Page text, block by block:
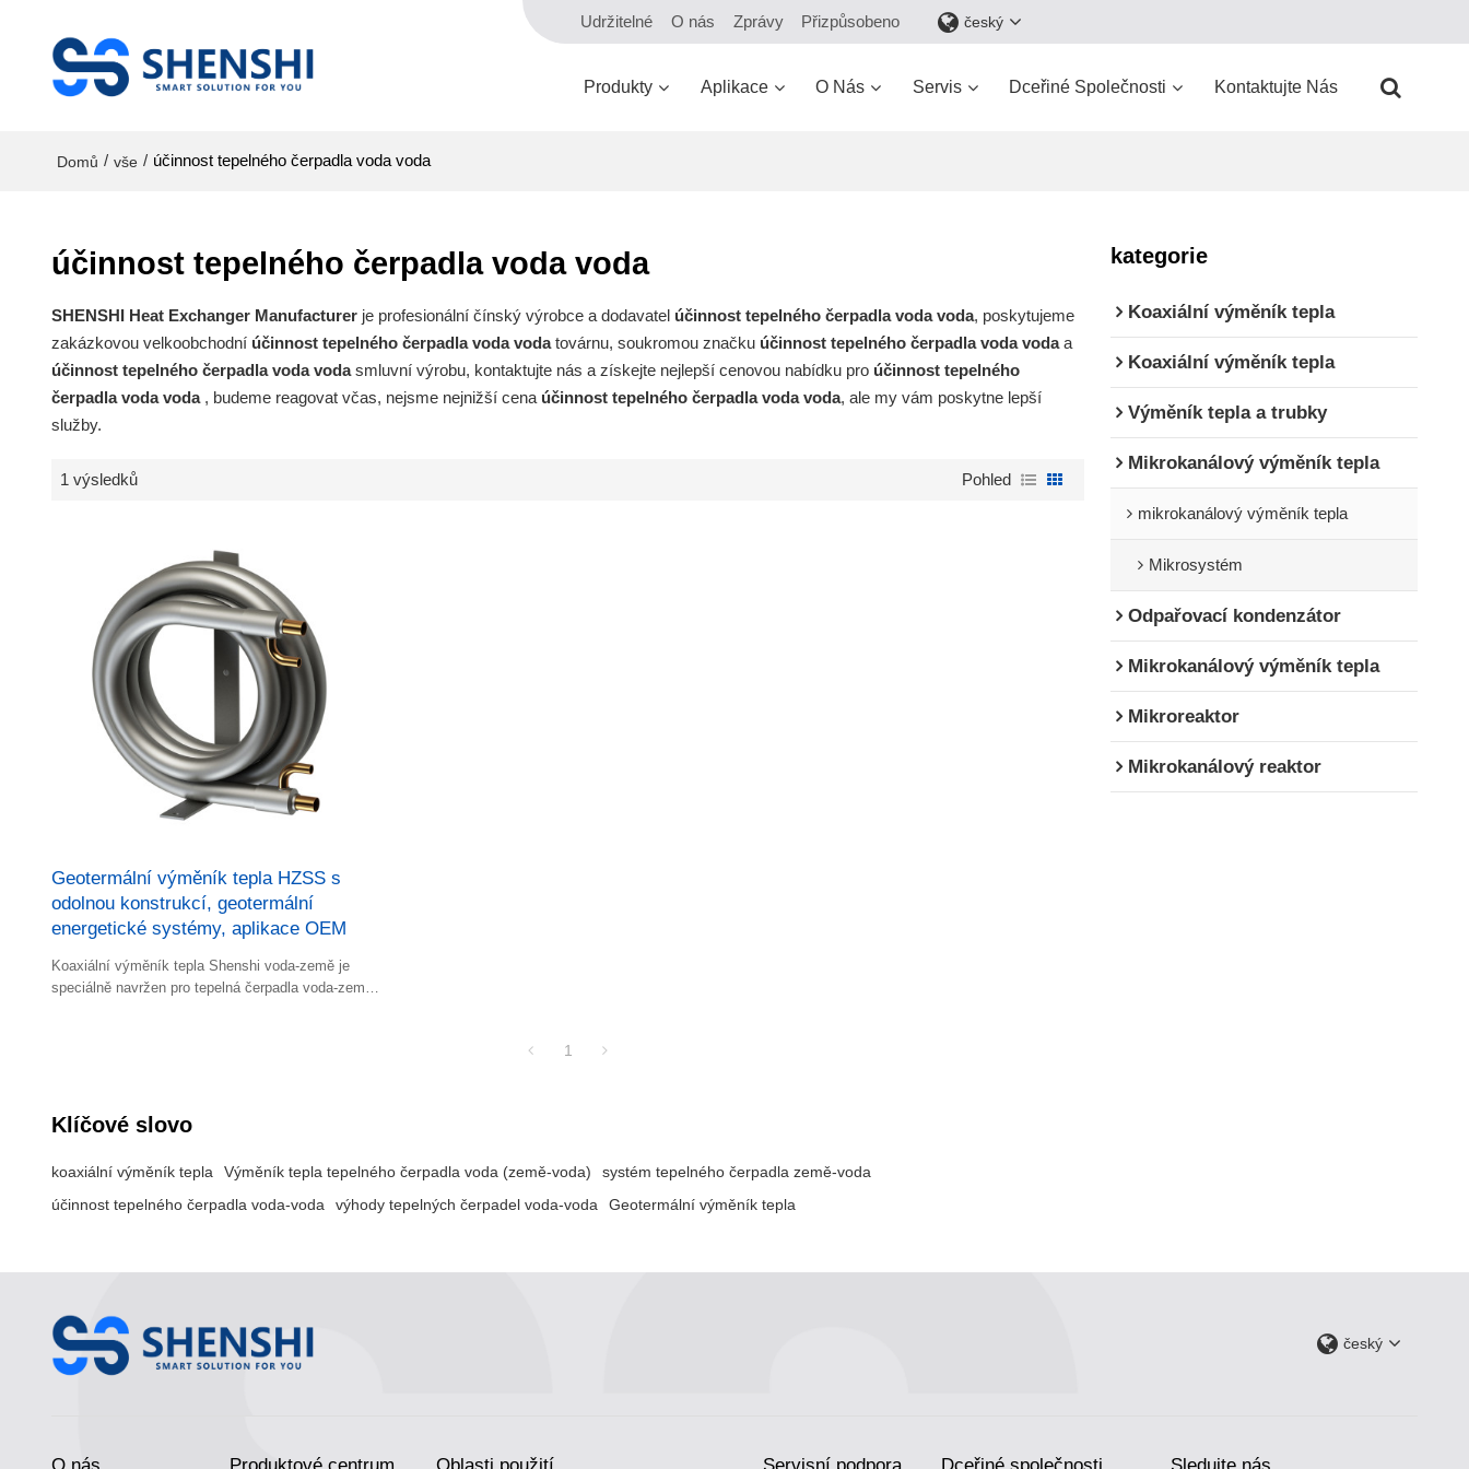
Udržitelné O nás Zprávy Přizpůsobeno český
Produkty Aplikace O Nás Servis Dceřiné Společnosti Kontaktujte Nás
Domů / vše / účinnost tepelného čerpadla voda voda
účinnost tepelného čerpadla voda voda
SHENSHI Heat Exchanger Manufacturer​je profesionální čínský výrobce a dodavatel účinnost tepelného čerpadla voda voda, poskytujeme
zakázkovou velkoobchodní účinnost tepelného čerpadla voda vodatovárnu, soukromou značku účinnost tepelného čerpadla voda vodaa
účinnost tepelného čerpadla voda vodasmluvní výrobu, kontaktujte nás a získejte nejlepší cenovou nabídku pro účinnost tepelného
čerpadla voda voda, budeme reagovat včas, nejsme nejnižší cena účinnost tepelného čerpadla voda voda, ale my vám poskytne lepší
služby.
1 výsledků Pohled
Geotermální výměník tepla HZSS s
odolnou konstrukcí, geotermální
energetické systémy, aplikace OEM
Koaxiální výměník tepla Shenshi voda-země je
speciálně navržen pro tepelná čerpadla voda-země.
1
Klíčové slovo
koaxiální výměník tepla Výměník tepla tepelného čerpadla voda (země-voda)
systém tepelného čerpadla země-voda
účinnost tepelného čerpadla voda-voda
výhody tepelných čerpadel voda-voda Geotermální výměník tepla
kategorie
Koaxiální výměník tepla
Koaxiální výměník tepla
Výměník tepla a trubky
Mikrokanálový výměník tepla
mikrokanálový výměník tepla
Mikrosystém
Odpařovací kondenzátor
Mikrokanálový výměník tepla
Mikroreaktor
Mikrokanálový reaktor
český
O nás Produktové centrum Oblasti použití Servisní podpora Dceřiné společnosti Sledujte nás